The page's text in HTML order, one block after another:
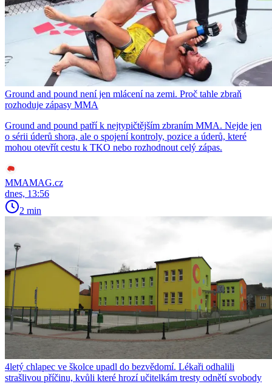
Ground and pound není jen mlácení na zemi. Proč tahle zbraň
rozhoduje zápasy MMA
Ground and pound patří k nejtypičtějším zbraním MMA. Nejde jen
o sérii úderů shora, ale o spojení kontroly, pozice a úderů, které
mohou otevřít cestu k TKO nebo rozhodnout celý zápas.
MMAMAG.cz
dnes, 13:56
2 min
4letý chlapec ve školce upadl do bezvědomí. Lékaři odhalili
strašlivou příčinu, kvůli které hrozí učitelkám tresty odnětí svobody